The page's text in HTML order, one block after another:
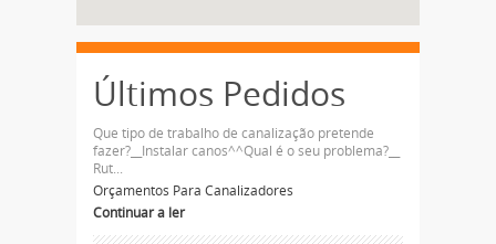
Últimos Pedidos
Que tipo de trabalho de canalização pretende
fazer?__Instalar canos^^Qual é o seu problema?__
Rut...
Orçamentos Para Canalizadores
Continuar a ler